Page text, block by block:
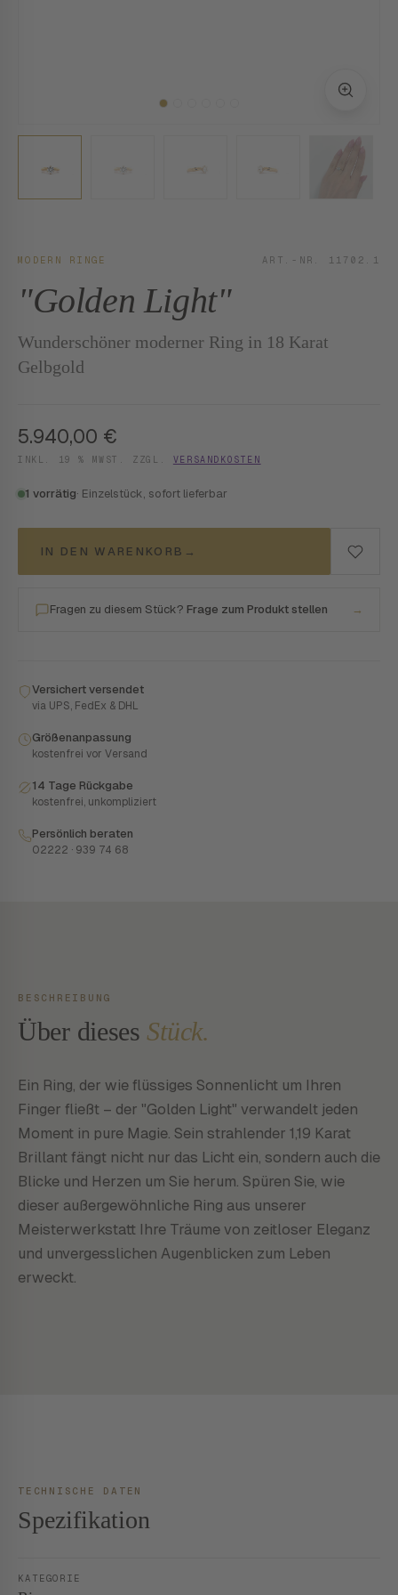
MODERN RINGE ART.-NR. 11702.1
"Golden Light"
Wunderschöner moderner Ring in 18 Karat
Gelbgold
5.940,00 €
INKL. 19 % MWST. ZZGL. VERSANDKOSTEN
1 vorrätig· Einzelstück, sofort lieferbar
IN DEN WARENKORB →
Fragen zu diesem Stück? Frage zum Produkt stellen →
Versichert versendet
via UPS, FedEx & DHL
Größenanpassung
kostenfrei vor Versand
14 Tage Rückgabe
kostenfrei, unkompliziert
Persönlich beraten
02222 · 939 74 68
BESCHREIBUNG
Über dieses Stück.
Ein Ring, der wie flüssiges Sonnenlicht um Ihren
Finger fließt – der "Golden Light" verwandelt jeden
Moment in pure Magie. Sein strahlender 1,19 Karat
Brillant fängt nicht nur das Licht ein, sondern auch die
Blicke und Herzen um Sie herum. Spüren Sie, wie
dieser außergewöhnliche Ring aus unserer
Meisterwerkstatt Ihre Träume von zeitloser Eleganz
und unvergesslichen Augenblicken zum Leben
erweckt.
TECHNISCHE DATEN
Spezifikation
KATEGORIE